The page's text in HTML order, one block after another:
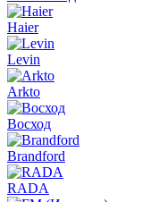
Haier
Levin
Arkto
Восход
Brandford
RADA